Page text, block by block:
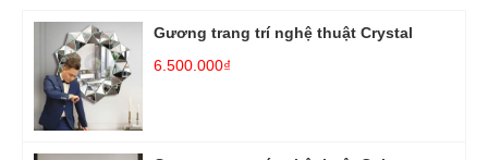
Gương trang trí nghệ thuật Crystal
6.500.000₫